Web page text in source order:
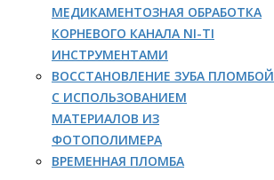
МЕДИКАМЕНТОЗНАЯ ОБРАБОТКА
КОРНЕВОГО КАНАЛА NI-TI
ИНСТРУМЕНТАМИ
ВОССТАНОВЛЕНИЕ ЗУБА ПЛОМБОЙ
С ИСПОЛЬЗОВАНИЕМ
МАТЕРИАЛОВ ИЗ
ФОТОПОЛИМЕРА
ВРЕМЕННАЯ ПЛОМБА